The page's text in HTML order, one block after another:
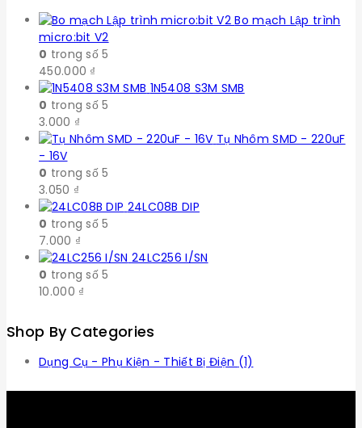
Bo mạch Lập trình
micro:bit V2
0 trong số 5
450.000 ₫
1N5408 S3M SMB
0 trong số 5
3.000 ₫
Tụ Nhôm SMD - 220uF
- 16V
0 trong số 5
3.050 ₫
24LC08B DIP
0 trong số 5
7.000 ₫
24LC256 I/SN
0 trong số 5
10.000 ₫
Shop By Categories
Dụng Cụ - Phụ Kiện - Thiết Bị Điện (1)